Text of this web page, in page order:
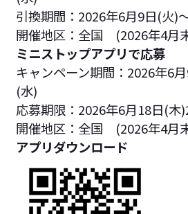
引換期間：2026年6月9日(火)
開催地区：全国 (2026年4月
ミニストップアプリで応募
キャンペーン期間：2026年6
(水)
応募期限：2026年6月18日(木
開催地区：全国 (2026年4月
アプリダウンロード